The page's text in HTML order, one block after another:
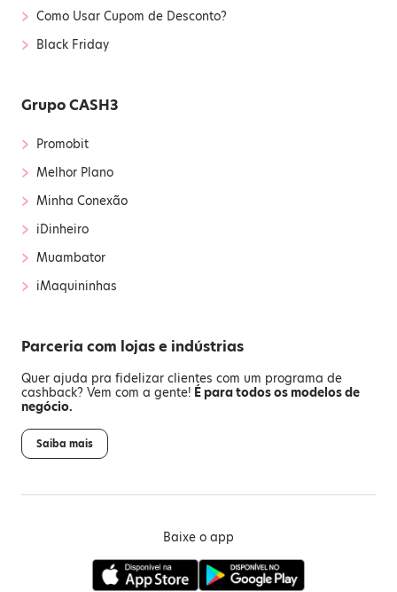
› Como Usar Cupom de Desconto?
› Black Friday
Grupo CASH3
› Promobit
› Melhor Plano
› Minha Conexão
› iDinheiro
› Muambator
› iMaquininhas
Parceria com lojas e indústrias
Quer ajuda pra fidelizar clientes com um programa de
cashback? Vem com a gente! É para todos os modelos de
negócio.
Saiba mais
Baixe o app